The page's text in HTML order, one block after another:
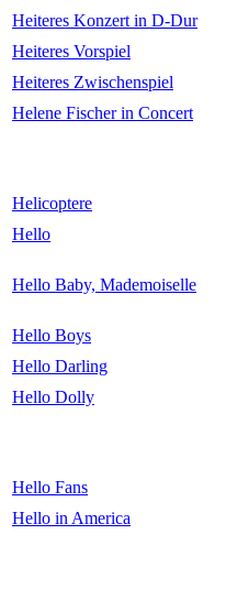
Heiteres Konzert in D-Dur
Heiteres Vorspiel
Heiteres Zwischenspiel
Helene Fischer in Concert
Helicoptere
Hello
Hello Baby, Mademoiselle
Hello Boys
Hello Darling
Hello Dolly
Hello Fans
Hello in America